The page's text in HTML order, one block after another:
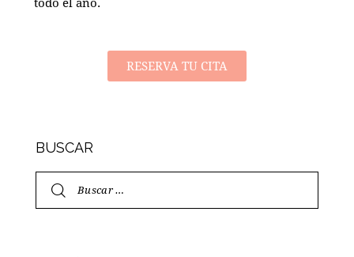
RESERVA TU CITA
BUSCAR